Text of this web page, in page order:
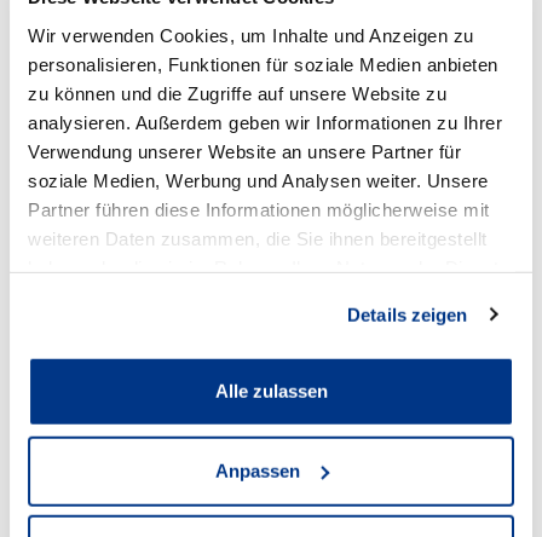
Wir verwenden Cookies, um Inhalte und Anzeigen zu
personalisieren, Funktionen für soziale Medien anbieten
zu können und die Zugriffe auf unsere Website zu
analysieren. Außerdem geben wir Informationen zu Ihrer
Verwendung unserer Website an unsere Partner für
soziale Medien, Werbung und Analysen weiter. Unsere
Partner führen diese Informationen möglicherweise mit
weiteren Daten zusammen, die Sie ihnen bereitgestellt
Details zeigen
Alle zulassen
Anpassen
BMW Hamm
Anschrift
Hohefeldweg 23
Öffnungszeiten Verkauf